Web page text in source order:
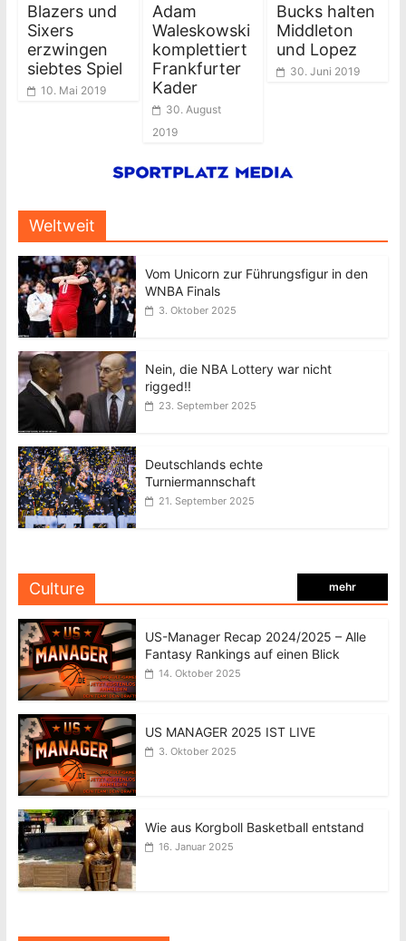
Blazers und
Sixers
erzwingen
siebtes Spiel
10. Mai 2019
Adam
Waleskowski
komplettiert
Frankfurter
Kader
30. August
2019
Bucks halten
Middleton
und Lopez
30. Juni 2019
Weltweit
Vom Unicorn zur Führungsfigur in den
WNBA Finals
3. Oktober 2025
Nein, die NBA Lottery war nicht
rigged!!
23. September 2025
Deutschlands echte
Turniermannschaft
21. September 2025
Culture mehr
US-Manager Recap 2024/2025 – Alle
Fantasy Rankings auf einen Blick
14. Oktober 2025
US MANAGER 2025 IST LIVE
3. Oktober 2025
Wie aus Korgboll Basketball entstand
16. Januar 2025